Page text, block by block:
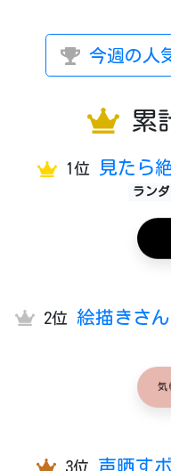
今週の人
累
1位 見たら
ラン
2位 絵描きさ
3位 声晒す